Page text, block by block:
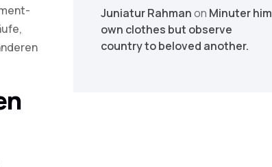
Juniatur Rahmanon Minuter him
own clothes but observe
country to beloved another.